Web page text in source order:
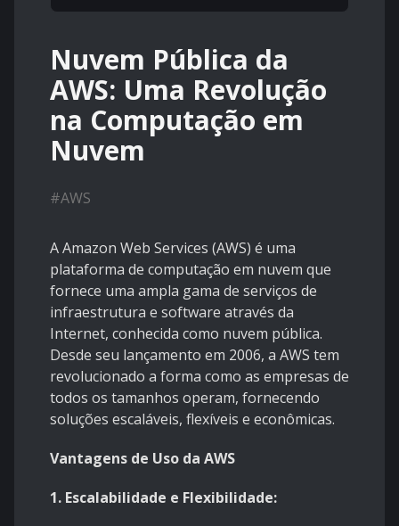
Nuvem Pública da
AWS: Uma Revolução
na Computação em
Nuvem
#AWS
A Amazon Web Services (AWS) é uma
plataforma de computação em nuvem que
fornece uma ampla gama de serviços de
infraestrutura e software através da
Internet, conhecida como nuvem pública.
Desde seu lançamento em 2006, a AWS tem
revolucionado a forma como as empresas de
todos os tamanhos operam, fornecendo
soluções escaláveis, flexíveis e econômicas.
Vantagens de Uso da AWS
1. Escalabilidade e Flexibilidade: